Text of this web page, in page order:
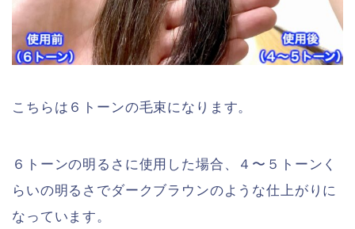
こちらは６トーンの毛束になります。
６トーンの明るさに使用した場合、４〜５トーンく
らいの明るさでダークブラウンのような仕上がりに
なっています。